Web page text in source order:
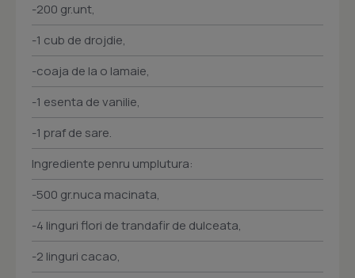
-200 gr.unt,
-1 cub de drojdie,
-coaja de la o lamaie,
-1 esenta de vanilie,
-1 praf de sare.
Ingrediente penru umplutura:
-500 gr.nuca macinata,
-4 linguri flori de trandafir de dulceata,
-2 linguri cacao,